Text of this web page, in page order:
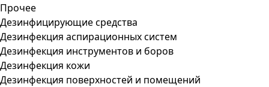
Прочее
Дезинфицирующие средства
Дезинфекция аспирационных систем
Дезинфекция инструментов и боров
Дезинфекция кожи
Дезинфекция поверхностей и помещений